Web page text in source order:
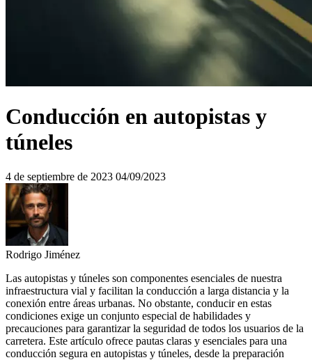
Conducción en autopistas y
túneles
4 de septiembre de 2023 04/09/2023
Rodrigo Jiménez
Las autopistas y túneles son componentes esenciales de nuestra
infraestructura vial y facilitan la conducción a larga distancia y la
conexión entre áreas urbanas. No obstante, conducir en estas
condiciones exige un conjunto especial de habilidades y
precauciones para garantizar la seguridad de todos los usuarios de la
carretera. Este artículo ofrece pautas claras y esenciales para una
conducción segura en autopistas y túneles, desde la preparación